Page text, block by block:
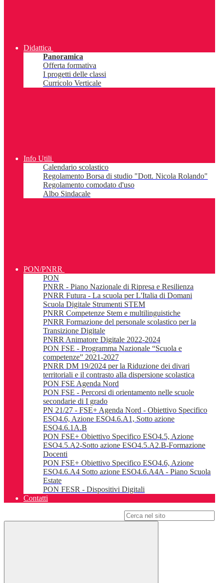
Didattica
Panoramica
Offerta formativa
I progetti delle classi
Curricolo Verticale
Info Utili
Calendario scolastico
Regolamento Borsa di studio "Dott. Nicola Rolando"
Regolamento comodato d'uso
Albo Sindacale
PON/PNRR
PON
PNRR - Piano Nazionale di Ripresa e Resilienza
PNRR Futura - La scuola per L'Italia di Domani
Scuola Digitale Strumenti STEM
PNRR Competenze Stem e multilinguistiche
PNRR Formazione del personale scolastico per la
Transizione Digitale
PNRR Animatore Digitale 2022-2024
PON FSE - Programma Nazionale “Scuola e
competenze” 2021-2027
PNRR DM 19/2024 per la Riduzione dei divari
territoriali e il contrasto alla dispersione scolastica
PON FSE Agenda Nord
PON FSE - Percorsi di orientamento nelle scuole
secondarie di I grado
PN 21/27 - FSE+ Agenda Nord - Obiettivo Specifico
ESO4.6, Azione ESO4.6.A1, Sotto azione
ESO4.6.1A.B
PON FSE+ Obiettivo Specifico ESO4.5, Azione
ESO4.5.A2-Sotto azione ESO4.5.A2.B-Formazione
Docenti
PON FSE+ Obiettivo Specifico ESO4.6, Azione
ESO4.6.A4 Sotto azione ESO4.6.A4A - Piano Scuola
Estate
PON FESR - Dispositivi Digitali
Contatti